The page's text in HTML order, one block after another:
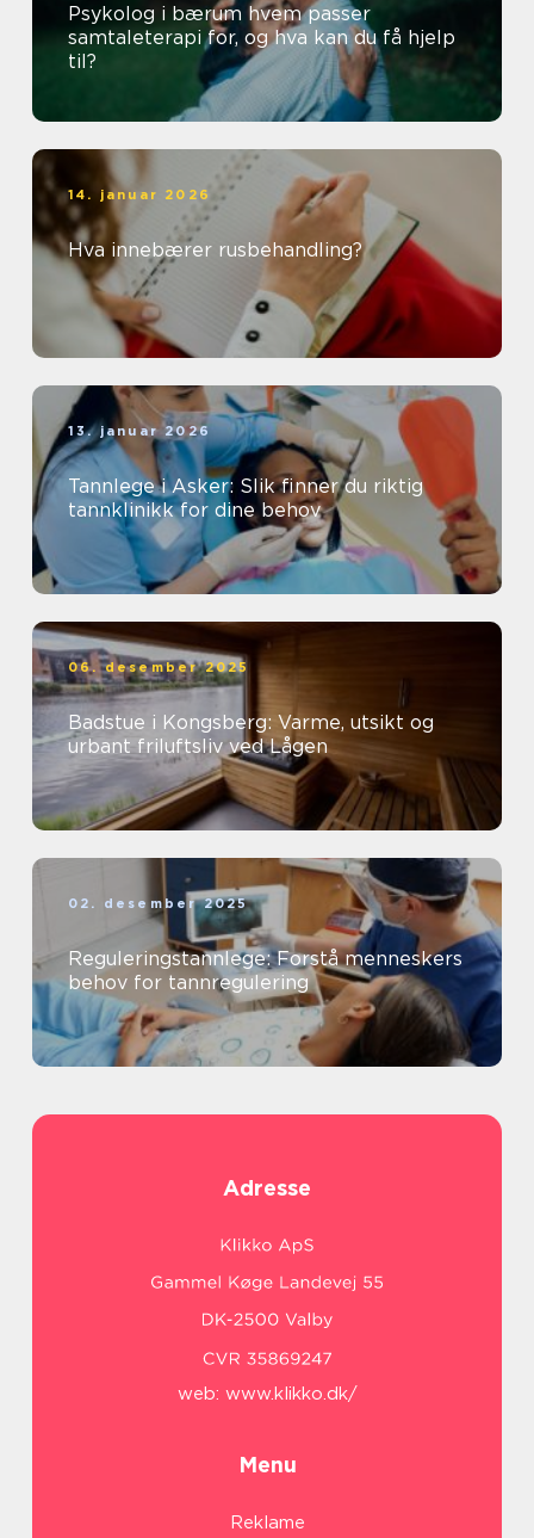
Psykolog i bærum hvem passer
samtaleterapi for, og hva kan du få hjelp
til?
14. januar 2026
Hva innebærer rusbehandling?
13. januar 2026
Tannlege i Asker: Slik finner du riktig
tannklinikk for dine behov
06. desember 2025
Badstue i Kongsberg: Varme, utsikt og
urbant friluftsliv ved Lågen
02. desember 2025
Reguleringstannlege: Forstå menneskers
behov for tannregulering
Adresse
web: www.klikko.dk/
Menu
Reklame